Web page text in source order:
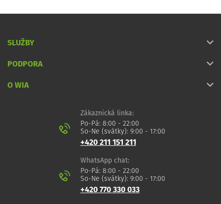
SLUŽBY
PODPORA
O WIA
Zákaznická linka:
Po-Pá: 8:00 - 22:00
So-Ne (svátky): 9:00 - 17:00
+420 211 151 211
WhatsApp chat:
Po-Pá: 8:00 - 22:00
So-Ne (svátky): 9:00 - 17:00
+420 770 330 033